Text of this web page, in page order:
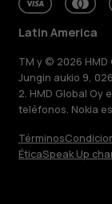
Latin America
TM y © 2026
Jungin aukio 9,
2. HMD Global Oy
teléfonos. Nokia
Términos
ÉticaSpeak Up